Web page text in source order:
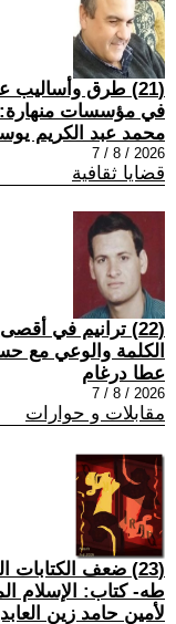
(21) طرق وأساليب
في مؤسسات
محمد عبد الكريم
2026 / 8 / 7
قضايا ثقافية
(22) ترانيم في
الكلمة والوعي مع حسني
عطا درغام
2026 / 8 / 7
مقابلات و حوارات
(23) ضعف
لأمين حامد زين